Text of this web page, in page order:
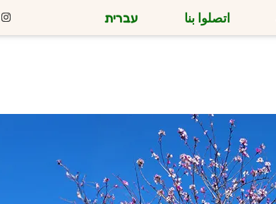
اتصلوا بنا עברית